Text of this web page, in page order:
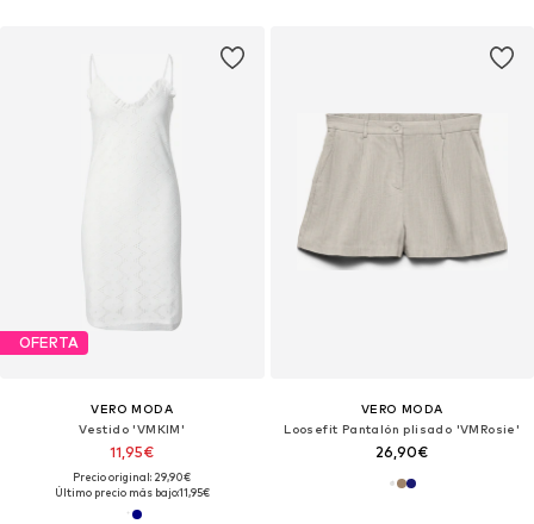
OFERTA
VERO MODA
Vestido 'VMKIM'
11,95€
Precio original: 29,90€
Último precio más bajo:11,95€
VERO MODA
Loosefit Pantalón plisado 'VMRosie'
26,90€